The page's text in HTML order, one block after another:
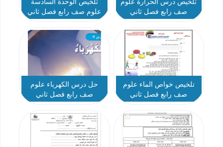
تلخيص درس الحرارة علوم
صف رابع فصل ثاني
تلخيص الوحدة السادسة
علوم صف رابع فصل ثاني
تلخيص خواص الماء علوم
صف رابع فصل ثاني
حل درس الكهرباء علوم
صف رابع فصل ثاني